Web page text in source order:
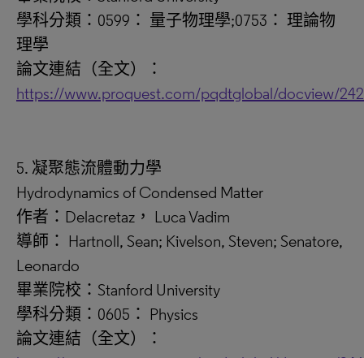
學科分類：0599： 量子物理學;0753： 理論物
理學
論文連結（全文）：
https://www.proquest.com/pqdtglobal/docview/
5. 凝聚態流體動力學
Hydrodynamics of Condensed Matter
作者：Delacretaz， Luca Vadim
導師： Hartnoll, Sean; Kivelson, Steven; Senatore,
Leonardo
畢業院校：Stanford University
學科分類：0605： Physics
論文連結（全文）：